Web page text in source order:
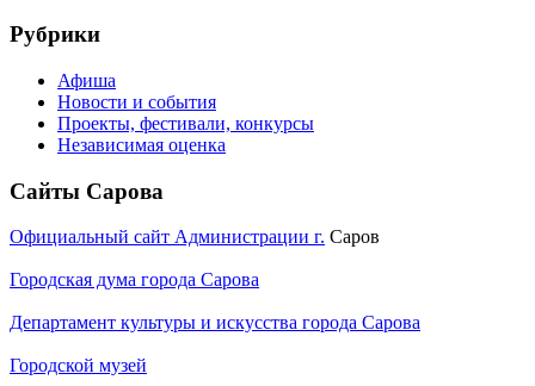
Рубрики
Афиша
Новости и события
Проекты, фестивали, конкурсы
Независимая оценка
Сайты Сарова
Официальный сайт Администрации г. Саров
Городская дума города Сарова
Департамент культуры и искусства города Сарова
Городской музей